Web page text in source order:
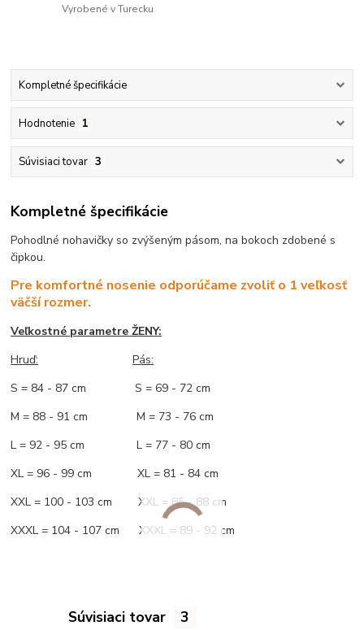
Vyrobené v Turecku
Kompletné špecifikácie
Hodnotenie 1
Súvisiaci tovar 3
Kompletné špecifikácie
Pohodlné nohavičky so zvýšeným pásom, na bokoch zdobené s
čipkou.
Pre komfortné nosenie odporúčame zvoliť o 1 veľkosť
väčší rozmer.
Veľkostné parametre ŽENY:
Hruď:
Pás:
S = 84 - 87 cm S = 69 - 72 cm
M = 88 - 91 cm M = 73 - 76 cm
L = 92 - 95 cm L = 77 - 80 cm
XL = 96 - 99 cm XL = 81 - 84 cm
XXL = 100 - 103 cm XXL = 85 - 88 cm
XXXL = 104 - 107 cm XXXL = 89 - 92 cm
Súvisiaci tovar 3